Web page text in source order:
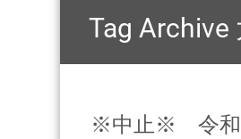
Tag Archive
※中止※ 令和3